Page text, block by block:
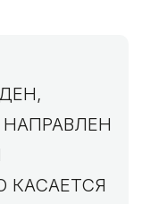
КАСАЕТСЯ